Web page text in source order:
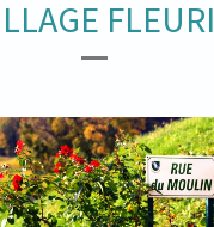
FLEURI